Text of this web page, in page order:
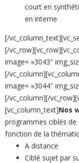
court en
en interne
[/
[/
image= »3043″
[/
image= »3044″
[/vc_column][/
[vc_column_text]Nos
programmes ciblés de
fonction de la
A distance
Ciblé sujet par